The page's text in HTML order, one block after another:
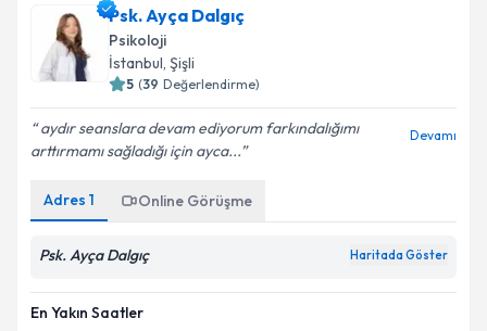
Psk. Ayça Dalgıç
Psikoloji
İstanbul, Şişli
5 (39 Değerlendirme)
aydır seanslara devam ediyorum farkındalığımı
arttırmamı sağladığı için ayca...
Devamı
Adres 1 Online Görüşme
Psk. Ayça Dalgıç Haritada Göster
En Yakın Saatler